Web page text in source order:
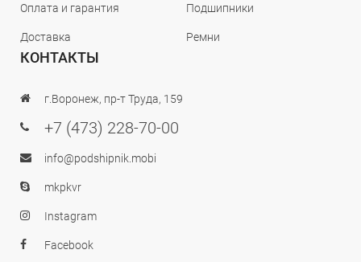
Оплата и гарантия
Доставка
Подшипники
Ремни
КОНТАКТЫ
г.Воронеж, пр-т Труда, 159
+7 (473) 228-70-00
info@podshipnik.mobi
mkpkvr
Instagram
Facebook